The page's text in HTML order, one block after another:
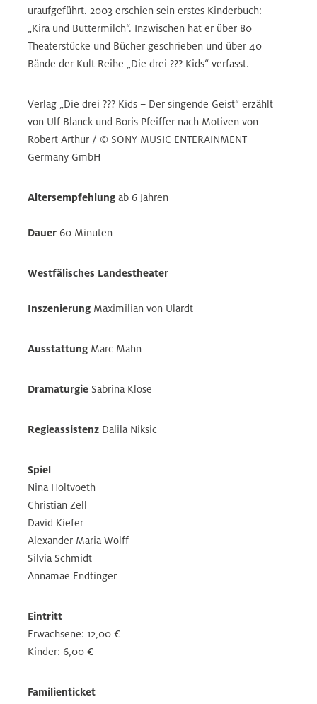
uraufgeführt. 2003 erschien sein erstes Kinderbuch:
„Kira und Buttermilch“. Inzwischen hat er über 80
Theaterstücke und Bücher geschrieben und über 40
Bände der Kult-Reihe „Die drei ??? Kids“ verfasst.
Verlag „Die drei ??? Kids – Der singende Geist“ erzählt
von Ulf Blanck und Boris Pfeiffer nach Motiven von
Robert Arthur / © SONY MUSIC ENTERAINMENT
Germany GmbH
Altersempfehlungab 6 Jahren
Dauer 60 Minuten
Westfälisches Landestheater
Inszenierung Maximilian von Ulardt
Ausstattung Marc Mahn
Dramaturgie Sabrina Klose
Regieassistenz Dalila Niksic
Spiel
Nina Holtvoeth
Christian Zell
David Kiefer
Alexander Maria Wolff
Silvia Schmidt
Annamae Endtinger
Eintritt
Erwachsene: 12,00 €
Kinder: 6,00 €
Familienticket